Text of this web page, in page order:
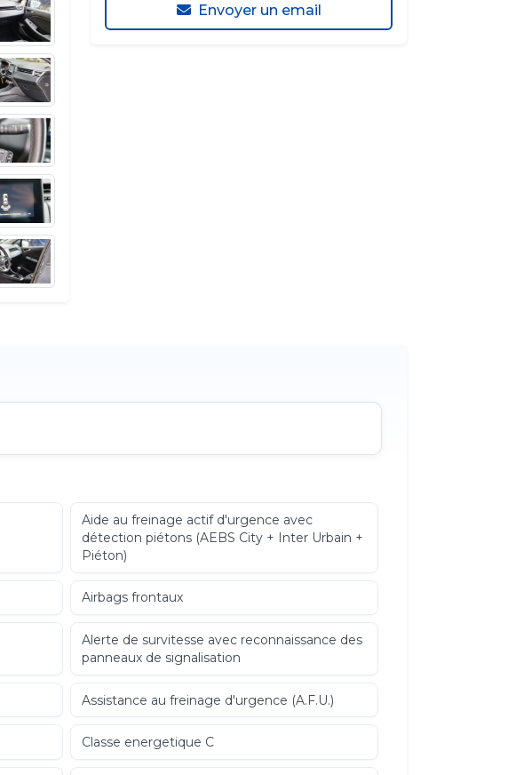
Envoyer un email
Aide au freinage actif d'urgence avec
détection piétons (AEBS City + Inter Urbain +
Piéton)
Airbags frontaux
Alerte de survitesse avec reconnaissance des
panneaux de signalisation
Assistance au freinage d'urgence (A.F.U.)
Classe energetique C